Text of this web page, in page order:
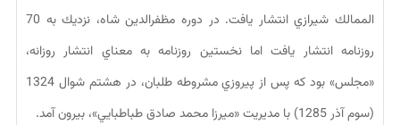
الممالك شيرازي انتشار يافت. در دوره مظفرالدين شاه، نزديك به 70
روزنامه انتشار يافت اما نخستين روزنامه به معناي انتشار روزانه،
«مجلس» بود كه پس از پيروزي مشروطه طلبان، در هشتم شوال 1324
(سوم آذر 1285) با مديريت «ميرزا محمد صادق طباطبايي»، بيرون آمد.